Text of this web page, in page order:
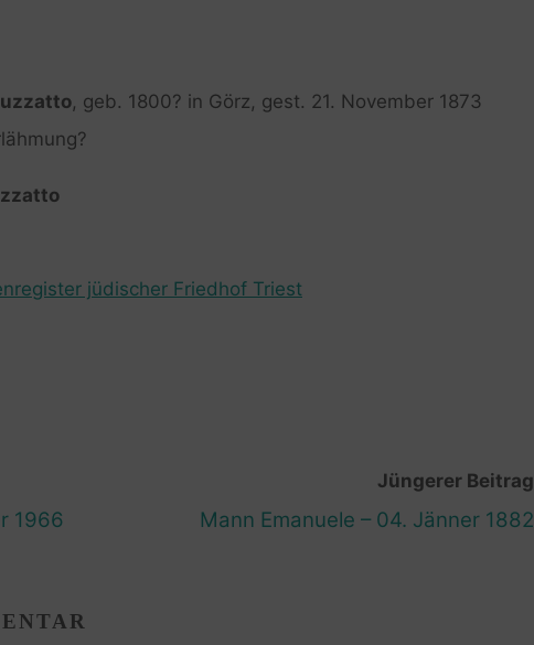
, geb. 1800? in Görz, gest. 21. November 1873
jüdischer Friedhof Triest
1966
Jüngerer Beitrag
Mann Emanuele – 04. Jänner 1882